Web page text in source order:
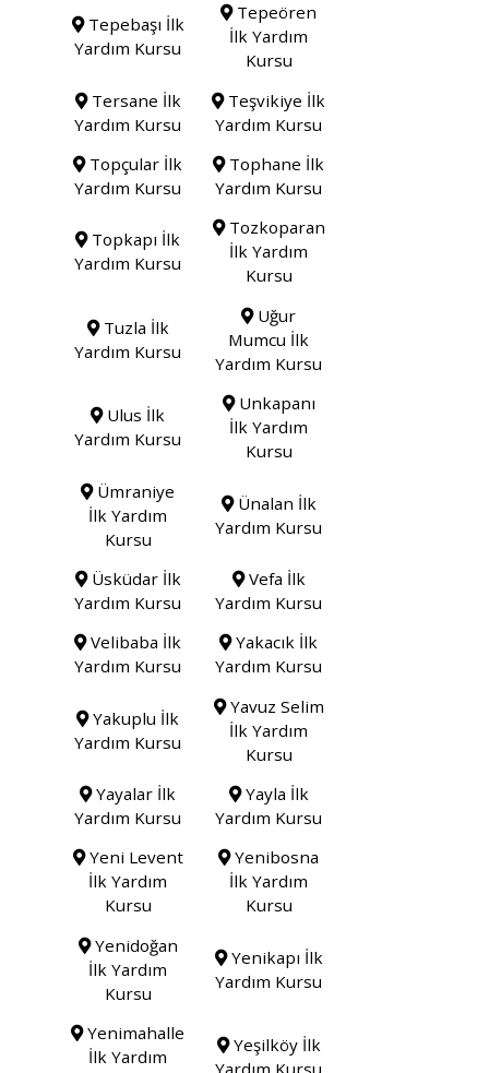
Tepebaşı İlk
Yardım Kursu
Tepeören
İlk Yardım
Kursu
Tersane İlk
Yardım Kursu
Teşvikiye İlk
Yardım Kursu
Topçular İlk
Yardım Kursu
Tophane İlk
Yardım Kursu
Topkapı İlk
Yardım Kursu
Tozkoparan
İlk Yardım
Kursu
Tuzla İlk
Yardım Kursu
Uğur
Mumcu İlk
Yardım Kursu
Ulus İlk
Yardım Kursu
Unkapanı
İlk Yardım
Kursu
Ümraniye
İlk Yardım
Kursu
Ünalan İlk
Yardım Kursu
Üsküdar İlk
Yardım Kursu
Vefa İlk
Yardım Kursu
Velibaba İlk
Yardım Kursu
Yakacık İlk
Yardım Kursu
Yakuplu İlk
Yardım Kursu
Yavuz Selim
İlk Yardım
Kursu
Yayalar İlk
Yardım Kursu
Yayla İlk
Yardım Kursu
Yeni Levent
İlk Yardım
Kursu
Yenibosna
İlk Yardım
Kursu
Yenidoğan
İlk Yardım
Kursu
Yenikapı İlk
Yardım Kursu
Yenimahalle
İlk Yardım
Yeşilköy İlk